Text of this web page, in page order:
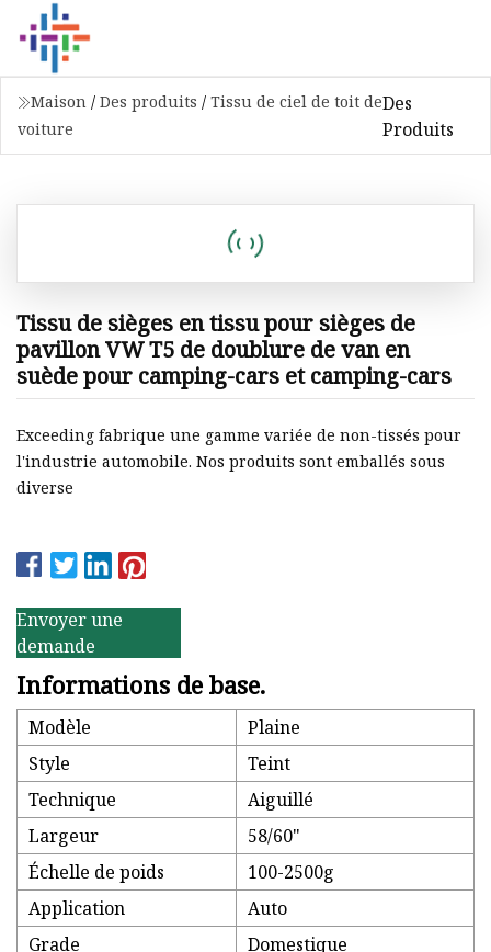
Maison / Des produits / Tissu de ciel de toit de
voiture
Des
Produits
Tissu de sièges en tissu pour sièges de
pavillon VW T5 de doublure de van en
suède pour camping-cars et camping-cars
Exceeding fabrique une gamme variée de non-tissés pour
l'industrie automobile. Nos produits sont emballés sous
diverse
Envoyer une
demande
Informations de base.
Modèle
Plaine
Style
Teint
Technique
Aiguillé
Largeur
58/60"
Échelle de poids
100-2500g
Application
Auto
Grade
Domestique